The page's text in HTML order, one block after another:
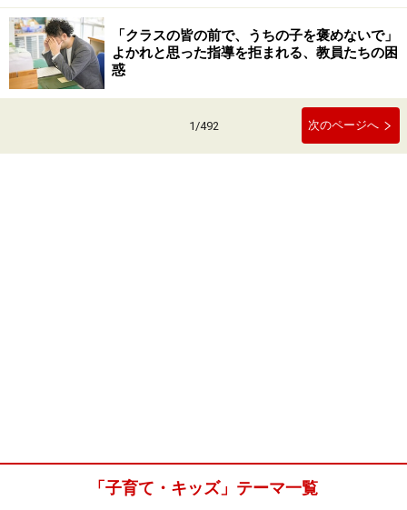
「クラスの皆の前で、うちの子を褒めないで」
よかれと思った指導を拒まれる、教員たちの困
惑
1/492 次のページへ
「子育て・キッズ」テーマ一覧